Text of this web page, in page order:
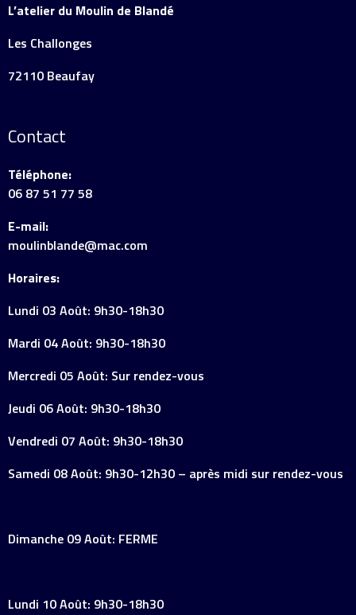
L’atelier du Moulin de Blandé
Les Challonges
72110 Beaufay
Contact
Téléphone:
06 87 51 77 58
E-mail:
moulinblande@mac.com
Horaires:
Lundi 03 Août: 9h30-18h30
Mardi 04 Août: 9h30-18h30
Mercredi 05 Août: Sur rendez-vous
Jeudi 06 Août: 9h30-18h30
Vendredi 07 Août: 9h30-18h30
Samedi 08 Août: 9h30-12h30 – après midi sur rendez-vous
Dimanche 09 Août: FERME
Lundi 10 Août: 9h30-18h30